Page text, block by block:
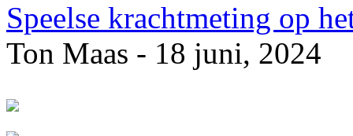
Speelse krachtmeting op
Ton Maas - 18 juni, 2024